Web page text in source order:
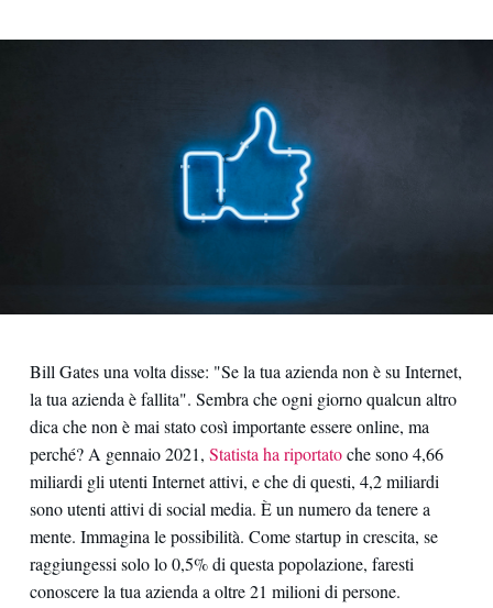
Bill Gates una volta disse: "Se la tua azienda non è su Internet,
la tua azienda è fallita". Sembra che ogni giorno qualcun altro
dica che non è mai stato così importante essere online, ma
perché? A gennaio 2021, Statista ha riportatoche sono 4,66
miliardi gli utenti Internet attivi, e che di questi, 4,2 miliardi
sono utenti attivi di social media. È un numero da tenere a
mente. Immagina le possibilità. Come startup in crescita, se
raggiungessi solo lo 0,5% di questa popolazione, faresti
conoscere la tua azienda a oltre 21 milioni di persone.